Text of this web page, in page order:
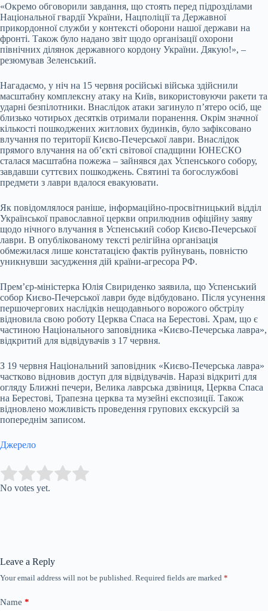
«Окремо обговорили завдання, що стоять перед підрозділами
Національної гвардії України, Нацполіції та Державної
прикордонної служби у контексті оборони нашої держави на
фронті. Також було надано звіт щодо організації охорони
північних ділянок державного кордону України. Дякую!», –
резюмував Зеленський.
Нагадаємо, у ніч на 15 червня російські війська здійснили
масштабну комплексну атаку на Київ, використовуючи ракети та
ударні безпілотники. Внаслідок атаки загинуло п’ятеро осіб, ще
близько чотирьох десятків отримали поранення. Окрім значної
кількості пошкоджених житлових будинків, було зафіксовано
влучання по території Києво-Печерської лаври. Внаслідок
прямого влучання на об’єкті світової спадщини ЮНЕСКО
сталася масштабна пожежа – зайнявся дах Успенського собору,
завдавши суттєвих пошкоджень. Святині та богослужбові
предмети з лаври вдалося евакуювати.
Як повідомлялося раніше, інформаційно-просвітницький відділ
Української православної церкви оприлюднив офіційну заяву
щодо нічного влучання в Успенський собор Києво-Печерської
лаври. В опублікованому тексті релігійна організація
обмежилася лише констатацією фактів руйнувань, повністю
уникнувши засудження дій країни-агресора РФ.
Прем’єр-міністерка Юлія Свириденко заявила, що Успенський
собор Києво-Печерської лаври буде відбудовано. Після усунення
першочергових наслідків нещодавнього ворожого обстрілу
відновила свою роботу Церква Спаса на Берестові. Храм, що є
частиною Національного заповідника «Києво-Печерська лавра»,
відкритий для відвідувачів з 17 червня.
З 19 червня Національний заповідник «Києво-Печерська лавра»
частково відновив доступ для відвідувачів. Наразі відкриті для
огляду Ближні печери, Велика лаврська дзвіниця, Церква Спаса
на Берестові, Трапезна церква та музейні експозиції. Також
відновлено можливість проведення групових екскурсій за
попереднім записом.
Джерело
Rate this item:
No votes yet.
Leave a Reply
Your email address will not be published. Required fields are marked *
Name *